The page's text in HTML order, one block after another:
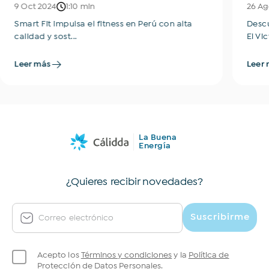
9 Oct 2024 1:10 min
Smart Fit impulsa el fitness en Perú con alta
calidad y sost...
Leer más
26
El
Leer
La Buena
Energía
¿Quieres recibir novedades?
Correo electrónico Suscribirme
Acepto los Términos y condiciones y la Política de
Protección de Datos Personales.